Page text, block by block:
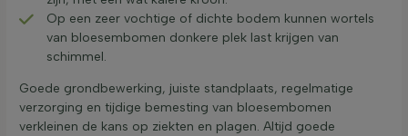
Op een zeer vochtige of dichte bodem kunnen wortels
van bloesembomen donkere plek last krijgen van
schimmel.
Goede grondbewerking, juiste standplaats, regelmatige
verzorging en tijdige bemesting van bloesembomen
verkleinen de kans op ziekten en plagen. Altijd goede